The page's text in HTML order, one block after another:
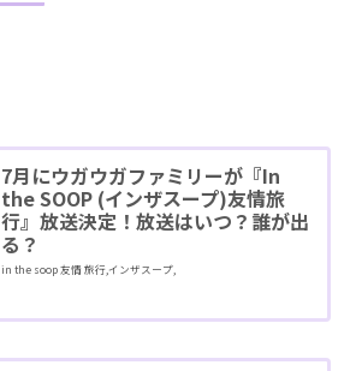
7月にウガウガファミリーが『In
the SOOP (インザスープ)友情旅
行』放送決定！放送はいつ？誰が出
る？
in the soop 友情 旅行,インザスープ,